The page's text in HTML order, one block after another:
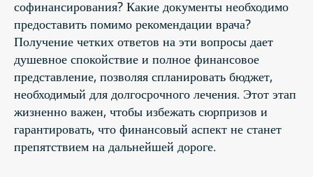
софинансирования? Какие документы необходимо
предоставить помимо рекомендации врача?
Получение четких ответов на эти вопросы дает
душевное спокойствие и полное финансовое
представление, позволяя спланировать бюджет,
необходимый для долгосрочного лечения. Этот этап
жизненно важен, чтобы избежать сюрпризов и
гарантировать, что финансовый аспект не станет
препятствием на дальнейшей дороге.